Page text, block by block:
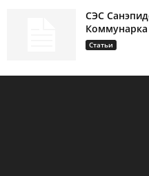
СЭС
Коммунарка
Статьи